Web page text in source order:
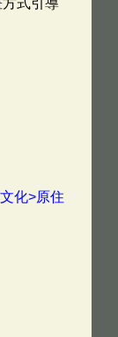
方式引導
化>原住